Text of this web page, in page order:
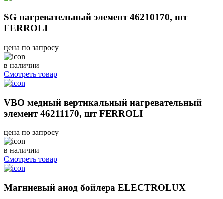
SG нагревательный элемент 46210170, шт
FERROLI
цена по запросу
в наличии
Смотреть товар
VBO медный вертикальный нагревательный
элемент 46211170, шт FERROLI
цена по запросу
в наличии
Смотреть товар
Магниевый анод бойлера ELECTROLUX